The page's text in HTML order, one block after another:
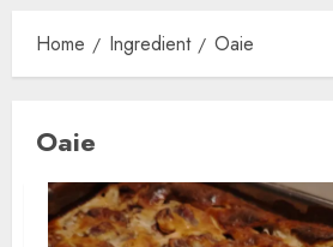
Home Ingredient Oaie
Oaie